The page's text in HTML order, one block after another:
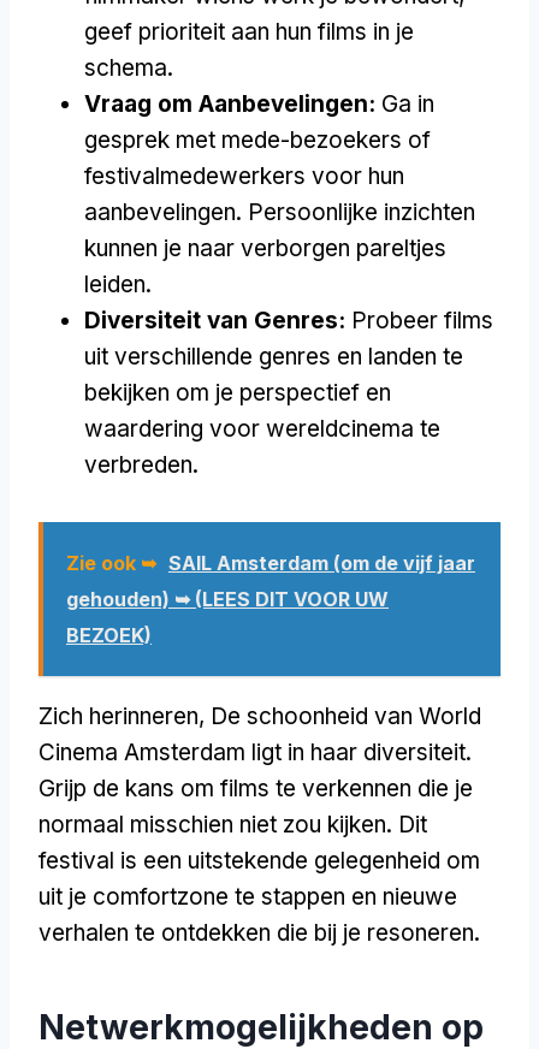
geef prioriteit aan hun films in je
schema.
Vraag om Aanbevelingen: Ga in
gesprek met mede-bezoekers of
festivalmedewerkers voor hun
aanbevelingen. Persoonlijke inzichten
kunnen je naar verborgen pareltjes
leiden.
Diversiteit van Genres: Probeer films
uit verschillende genres en landen te
bekijken om je perspectief en
waardering voor wereldcinema te
verbreden.
Zie ook ➥ SAIL Amsterdam (om de vijf jaar
gehouden) ➥ (LEES DIT VOOR UW
BEZOEK)
Zich herinneren, De schoonheid van World
Cinema Amsterdam ligt in haar diversiteit.
Grijp de kans om films te verkennen die je
normaal misschien niet zou kijken. Dit
festival is een uitstekende gelegenheid om
uit je comfortzone te stappen en nieuwe
verhalen te ontdekken die bij je resoneren.
Netwerkmogelijkheden op